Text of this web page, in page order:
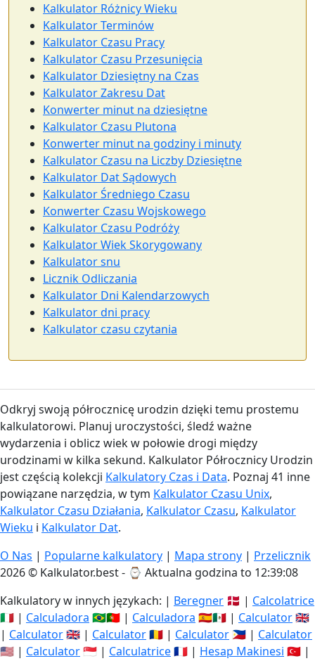
Kalkulator Różnicy Wieku
Kalkulator Terminów
Kalkulator Czasu Pracy
Kalkulator Czasu Przesunięcia
Kalkulator Dziesiętny na Czas
Kalkulator Zakresu Dat
Konwerter minut na dziesiętne
Kalkulator Czasu Plutona
Konwerter minut na godziny i minuty
Kalkulator Czasu na Liczby Dziesiętne
Kalkulator Dat Sądowych
Kalkulator Średniego Czasu
Konwerter Czasu Wojskowego
Kalkulator Czasu Podróży
Kalkulator Wiek Skorygowany
Kalkulator snu
Licznik Odliczania
Kalkulator Dni Kalendarzowych
Kalkulator dni pracy
Kalkulator czasu czytania
Odkryj swoją półrocznicę urodzin dzięki temu prostemu
kalkulatorowi. Planuj uroczystości, śledź ważne
wydarzenia i oblicz wiek w połowie drogi między
urodzinami w kilka sekund. Kalkulator Półrocznicy Urodzin
jest częścią kolekcji Kalkulatory Czas i Data. Poznaj 41 inne
powiązane narzędzia, w tym Kalkulator Czasu Unix,
Kalkulator Czasu Działania, Kalkulator Czasu, Kalkulator
Wieku i Kalkulator Dat.
O Nas | Popularne kalkulatory | Mapa strony | Przelicznik
2026 © Kalkulator.best - ⌚ Aktualna godzina to 12:39:08
Kalkulatory w innych językach: | Beregner 🇩🇰 | Calcolatrice
🇮🇹 | Calculadora 🇧🇷🇵🇹 | Calculadora 🇪🇸🇲🇽 | Calculator🇬🇧
| Calculator🇬🇧 | Calculator🇷🇴 | Calculator 🇵🇭 | Calculator
🇺🇸 | Calculator🇸🇬 | Calculatrice🇫🇷 | Hesap Makinesi 🇹🇷 |